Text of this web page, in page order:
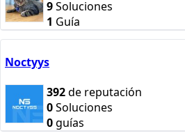
9Soluciones
1 Guía
Noctyys
392de reputación
0Soluciones
0guías